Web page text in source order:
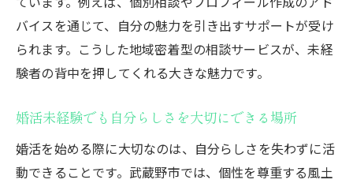
バイスを通じて、自分の魅力を引き出すサポートが受け
られます。こうした地域密着型の相談サービスが、未経
験者の背中を押してくれる大きな魅力です。
婚活未経験でも自分らしさを大切にできる場所
婚活を始める際に大切なのは、自分らしさを失わずに活
動できることです。武蔵野市では、個性を尊重する風土